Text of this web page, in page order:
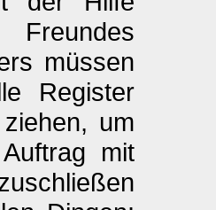
müssen
Register
um
mit